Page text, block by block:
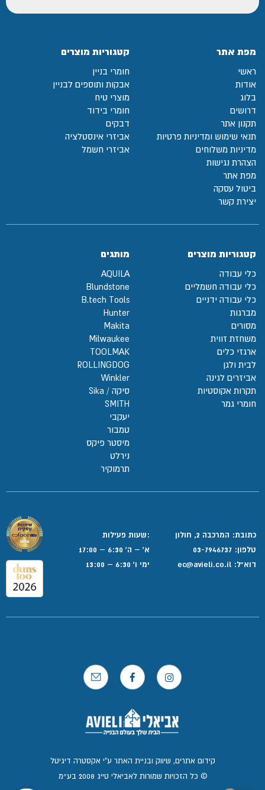
מפת אתר
ראשי
אודות
בלוג
דרושים
תקנון אתר
תנאי שימוש ומדיניות פרטיות
מדיניות משלוחים
הצהרת נגישות
מפת אתר
ביטול עסקה
יצירת קשר
קטגוריות מוצרים
חומרי בניין
אבקות ותוספים לבניין
מוצרי טיח
חומרי בידוד
דבקים
אביזרי אינסטלציה
אביזרי חשמל
קטגוריות מוצרים
כלי עבודה
כלי עבודה חשמליים
כלי עבודה ידניים
מברגות
מסורים
משחזת זווית
ארגזי כלים
לבית ולגן
אביזרים לגינה
תקרות אקוסטיות
חומרי גמר
מותגים
AQUILA
Blundstone
B.tech Tools
Hunter
Makita
Milwaukee
TOOLMAK
ROLLINGDOG
Winkler
סיקה / Sika
SMITH
יעקבי
טמבור
מיסטר פיקס
נירלט
תרמוקיר
כתובת: המרכבה 2, חולון
טלפון: 03-7946737
דוא”ל:
:שעות פעילות
א' – ה' 6:30 – 17:00
ימי ו' 6:30 – 13:00
© כל הזכויות שמורות לאביאלי טייג 2008 בע״מ
קידום אתרים, שיווק ובניית האתר ע"י אקסטרה דיגיטל